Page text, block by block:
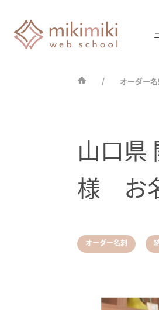
オーダー
オーダー名刺
山口県
様 お